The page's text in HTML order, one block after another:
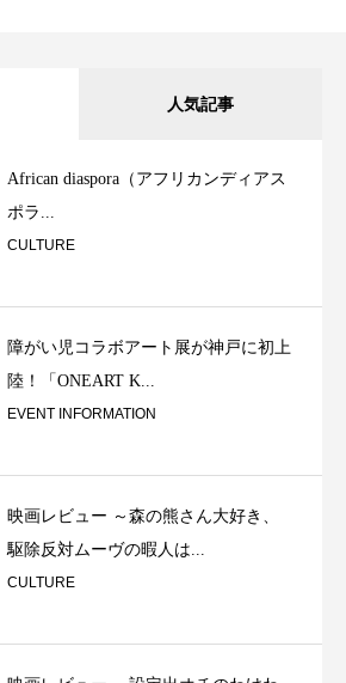
人気記事
African diaspora（アフリカンディアス
ポラ...
CULTURE
障がい児コラボアート展が神戸に初上
陸！「ONEART K...
EVENT INFORMATION
映画レビュー ～森の熊さん大好き、
駆除反対ムーヴの暇人は...
CULTURE